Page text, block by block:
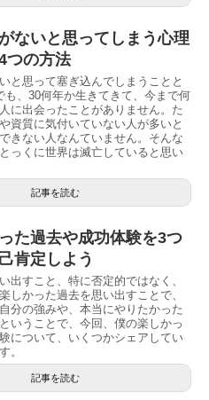
ないと思ってしまう心理
つの方法
と思って塞ぎ込んでしまうことと
も、30何年か生きてきて、今まで何
に出会ったことがありません。た
資質に気付いていない人が多いと
きない人なんていません。そんな
っくに世界は滅亡していると思い
記事を読む
た過去や成功体験を3つ
肯定しよう
出すこと、特に否定的ではなく、
しかった過去を思い出すことで、
分の強みや、本当にやりたかった
いうことで、今回、僕の楽しかっ
について、いくつかシェアしてい
。
記事を読む